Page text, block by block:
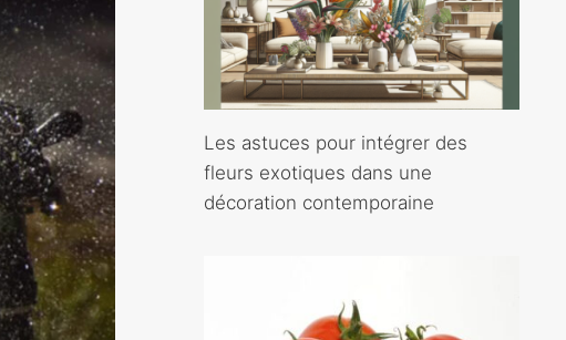
Les astuces pour intégrer des
fleurs exotiques dans une
décoration contemporaine